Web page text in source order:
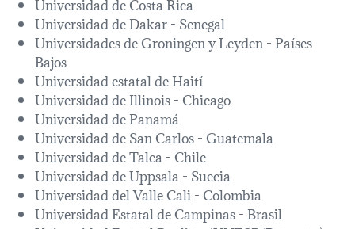
Universidad de Dakar - Senegal
Universidades de Groningen y Leyden - Países
Bajos
Universidad estatal de Haití
Universidad de Illinois - Chicago
Universidad de Panamá
Universidad de San Carlos - Guatemala
Universidad de Talca - Chile
Universidad de Uppsala - Suecia
Universidad del Valle Cali - Colombia
Universidad Estatal de Campinas - Brasil